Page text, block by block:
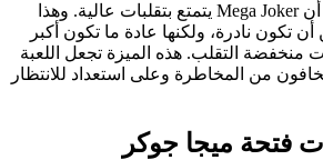
ومن الجدير بالذكر أيضًا أن Mega Joker يتمتع بتقلبات عالية. وهذا
تكون نادرة، ولكنها عادة ما تكون أكبر
منخفضة التقلب. هذه الميزة تجعل اللعبة
من المخاطرة وعلى استعداد للانتظار
فتحة ميجا جوكر